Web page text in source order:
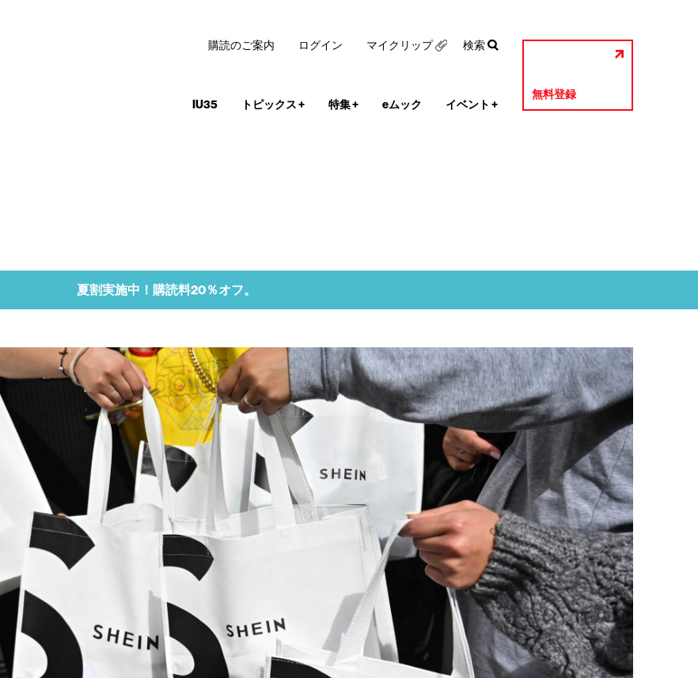
IU35 トピックス+ 特集+ eムック イベント +
無料登録
購読のご案内 ログイン マイクリップ 検索
夏割実施中！購読料20％オフ。